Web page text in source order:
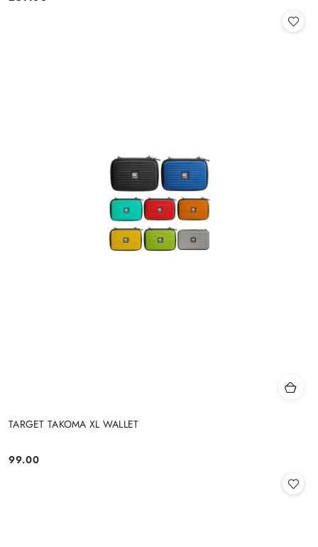
Cena:
TARGET TAKOMA XL WALLET
Cena:
99.00